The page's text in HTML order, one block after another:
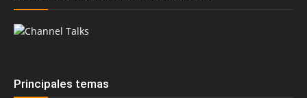
Principales temas